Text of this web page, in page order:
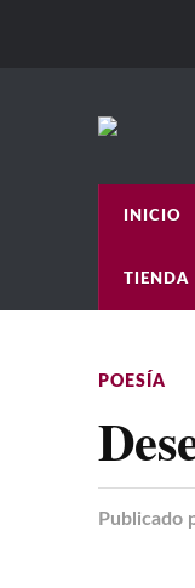
INICIO
TIENDA
POESÍA
Publicado